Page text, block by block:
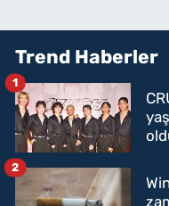
Trend Haberler
1
2